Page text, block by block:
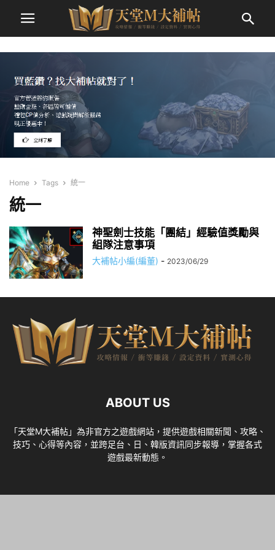
Home Tags 統一
統一
神聖劍士技能「團結」經驗值獎勵與
組隊注意事項
大補帖小編(編董) - 2023/06/29
ABOUT US
「天堂M大補帖」為非官方之遊戲網站，提供遊戲相關新聞、攻略、
技巧、心得等內容，並跨足台、日、韓版資訊同步報導，掌握各式
遊戲最新動態。